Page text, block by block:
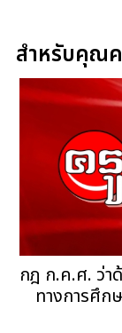
สำหรับคุณ
กฎ ก.ค.ศ. ว่า
ทางการศึก